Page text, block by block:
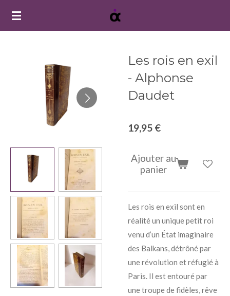
Passer
Les rois en exil
- Alphonse
Daudet
19,95 €
Ajouter au
panier
Les rois en exil sont en
réalité un unique petit roi
venu d’un État imaginaire
des Balkans, détrôné par
une révolution et réfugié à
Paris. Il est entouré par
une troupe de fidèles, rêve